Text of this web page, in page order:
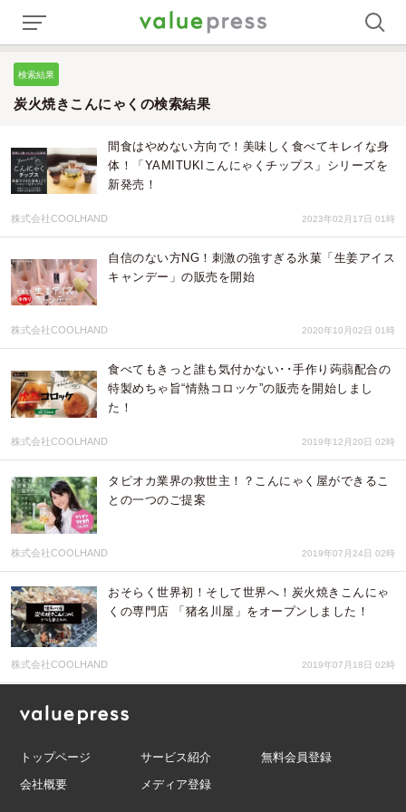
検索結果
炭火焼きこんにゃくの検索結果
間食はやめない方向で！美味しく食べてキレイな身
体！「YAMITUKIこんにゃくチップス」シリーズを
新発売！
株式会社COOLHAND 2023年02月17日 01時
自信のない方NG！刺激の強すぎる氷菓「生姜アイス
キャンデー」の販売を開始
株式会社COOLHAND 2020年10月02日 01時
食べてもきっと誰も気付かない･･手作り蒟蒻配合の
特製めちゃ旨“情熱コロッケ”の販売を開始しまし
た！
株式会社COOLHAND 2019年12月20日 02時
タピオカ業界の救世主！？こんにゃく屋ができるこ
との一つのご提案
株式会社COOLHAND 2019年07月24日 02時
おそらく世界初！そして世界へ！炭火焼きこんにゃ
くの専門店 「猪名川屋」をオープンしました！
株式会社COOLHAND 2019年07月18日 02時
トップページ サービス紹介
無料会員登録
会社概要
メディア登録